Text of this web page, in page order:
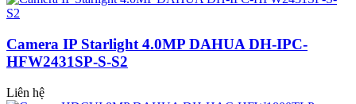
Camera IP Starlight 4.0MP DAHUA DH-IPC-
HFW2431SP-S-S2
Liên hệ